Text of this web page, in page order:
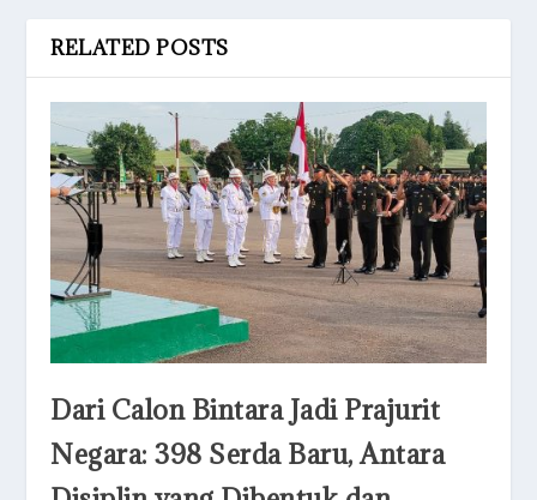
RELATED POSTS
Dari Calon Bintara Jadi Prajurit
Negara: 398 Serda Baru, Antara